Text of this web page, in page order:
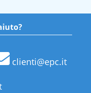
clienti@epc.it